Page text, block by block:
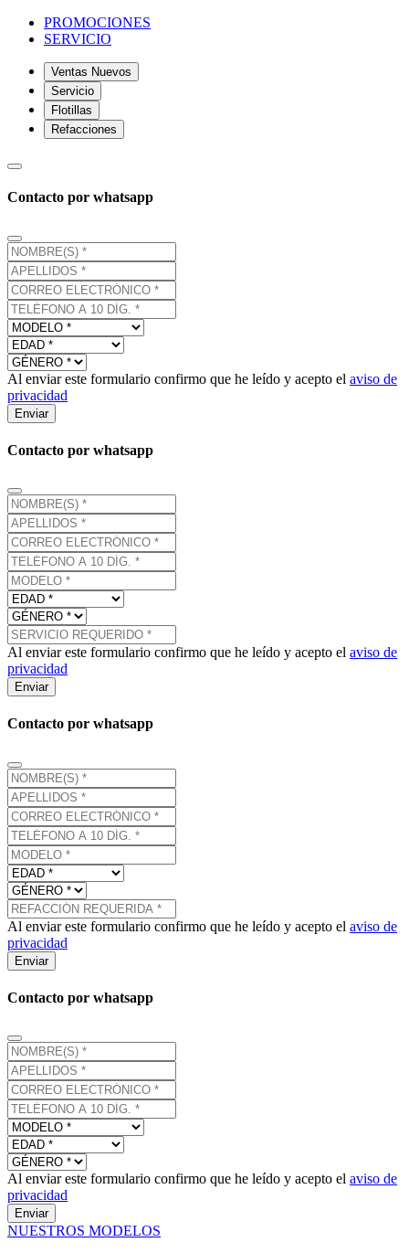
PROMOCIONES
SERVICIO
Ventas Nuevos
Servicio
Flotillas
Refacciones
Contacto por whatsapp
Al enviar este formulario confirmo que he leído y acepto el aviso de
privacidad
Enviar
Contacto por whatsapp
Al enviar este formulario confirmo que he leído y acepto el aviso de
privacidad
Enviar
Contacto por whatsapp
Al enviar este formulario confirmo que he leído y acepto el aviso de
privacidad
Enviar
Contacto por whatsapp
Al enviar este formulario confirmo que he leído y acepto el aviso de
privacidad
Enviar
NUESTROS MODELOS